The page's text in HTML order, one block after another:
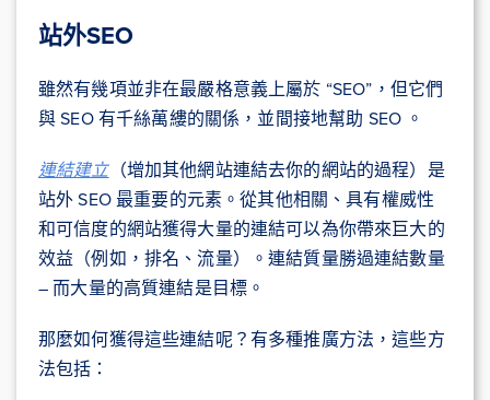
站外SEO
雖然有幾項並非在最嚴格意義上屬於 “SEO”，但它們
與 SEO 有千絲萬縷的關係，並間接地幫助 SEO 。
連結建立（增加其他網站連結去你的網站的過程）是
站外 SEO 最重要的元素。從其他相關、具有權威性
和可信度的網站獲得大量的連結可以為你帶來巨大的
效益（例如，排名、流量）。連結質量勝過連結數量
– 而大量的高質連結是目標。
那麼如何獲得這些連結呢？有多種推廣方法，這些方
法包括：